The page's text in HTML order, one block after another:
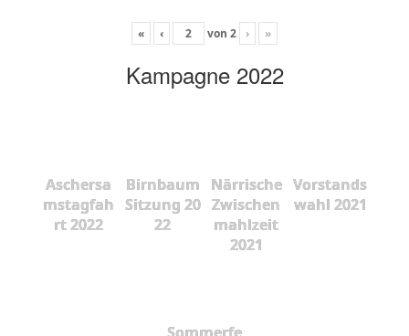
« ‹ von 2 › »
Kampagne 2022
Aschersa
mstagfah
rt 2022
Birnbaum
Sitzung 20
22
Närrische
Zwischen
mahlzeit
2021
Vorstands
wahl 2021